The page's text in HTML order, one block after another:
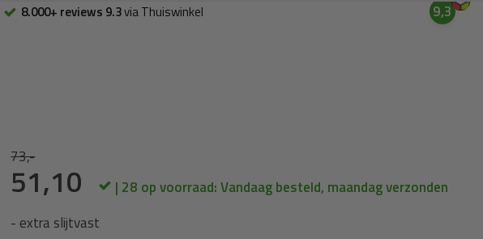
8.000+ reviews 9.3via Thuiswinkel 9,3
73,-
51,10
| 28 op voorraad: Vandaag besteld, maandag verzonden
- extra slijtvast